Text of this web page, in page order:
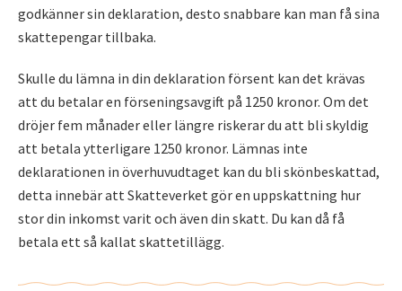
godkänner sin deklaration, desto snabbare kan man få sina
skattepengar tillbaka.
Skulle du lämna in din deklaration försent kan det krävas
att du betalar en förseningsavgift på 1250 kronor. Om det
dröjer fem månader eller längre riskerar du att bli skyldig
att betala ytterligare 1250 kronor. Lämnas inte
deklarationen in överhuvudtaget kan du bli skönbeskattad,
detta innebär att Skatteverket gör en uppskattning hur
stor din inkomst varit och även din skatt. Du kan då få
betala ett så kallat skattetillägg.